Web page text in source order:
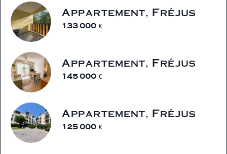
Appartement, Fréjus
133 000 €
Appartement, Fréjus
145 000 €
Appartement, Fréjus
125 000 €